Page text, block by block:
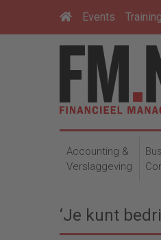
Events
Accounting &
Verslaggeving
‘Je kunt